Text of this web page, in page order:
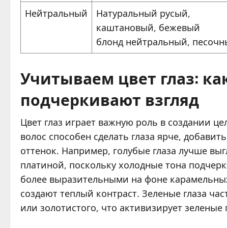
Нейтральный
Натуральный русый,
каштановый, бежевый
блонд нейтральный,
Учитываем цвет глаз:
подчеркивают взгляд
Цвет глаз играет важную роль в создании
волос способен сделать глаза ярче,
оттенок. Например, голубые глаза лучше
платиной, поскольку холодные тона
более выразительными на фоне
создают теплый контраст. Зеленые глаза
или золотистого, что активизирует